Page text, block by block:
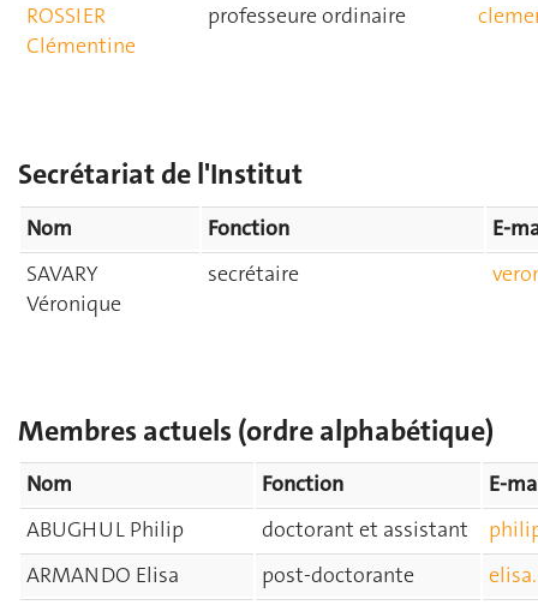
ROSSIER
Clémentine
professeure ordinaire
Secrétariat de l'Institut
Nom Fonction
E-
SAVARY
Véronique
secrétaire
Membres actuels (ordre alphabétique)
Nom Fonction
E-
ABUGHUL Philip
doctorant et assistant
ARMANDO Elisa
post-doctorante